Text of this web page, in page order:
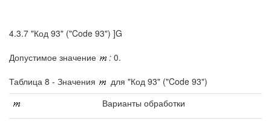
4.3.7 "Код 93" ("Code 93") ]G
Допустимое значение
: 0.
Таблица 8 - Значения
для "Код 93" ("Code 93")
Варианты обработки